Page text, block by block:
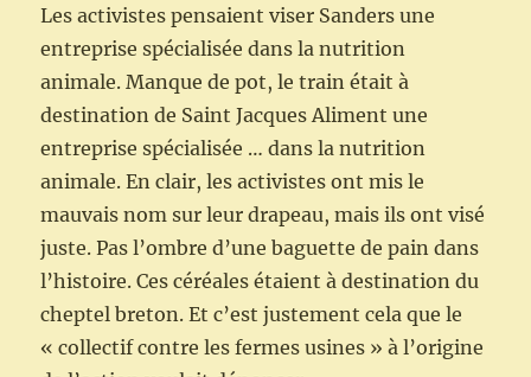
Les activistes pensaient viser Sanders une
entreprise spécialisée dans la nutrition
animale. Manque de pot, le train était à
destination de Saint Jacques Aliment une
entreprise spécialisée … dans la nutrition
animale. En clair, les activistes ont mis le
mauvais nom sur leur drapeau, mais ils ont visé
juste. Pas l’ombre d’une baguette de pain dans
l’histoire. Ces céréales étaient à destination du
cheptel breton. Et c’est justement cela que le
« collectif contre les fermes usines » à l’origine